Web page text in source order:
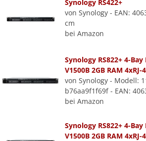
Synology RS422+
von Synology - EAN:
cm
bei Amazon
Synology RS822+ 4-
V1500B 2GB RAM
von Synology - Modell:
b76aa9f1f69f - EAN:
bei Amazon
Synology RS822+ 4-
V1500B 2GB RAM